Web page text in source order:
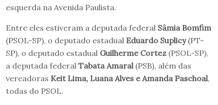
esquerda na Avenida Paulista.
Entre eles estiveram a deputada federal Sâmia Bomfim
(PSOL-SP), o deputado estadual Eduardo Suplicy(PT-
SP), o deputado estadual Guilherme Cortez (PSOL-SP),
a deputada federal Tabata Amaral (PSB), além das
vereadoras Keit Lima, Luana Alves e Amanda Paschoal,
todas do PSOL.